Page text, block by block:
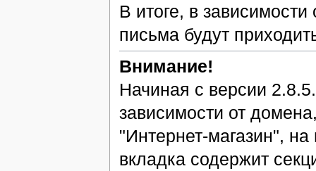
В итоге, в
письма будут
Внимание!
Начиная с версии
зависимости от
"Интернет-магазин",
вкладка содержит